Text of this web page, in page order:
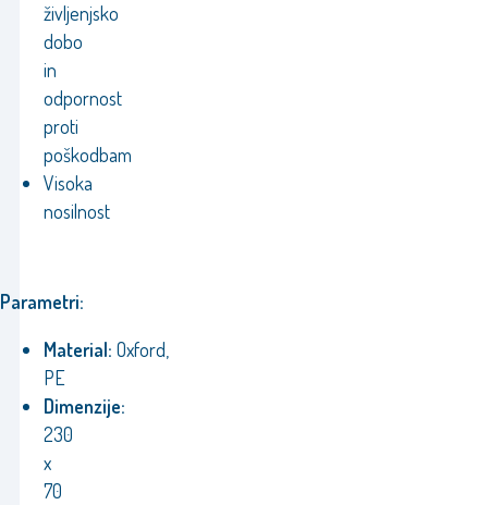
življenjsko
dobo
in
odpornost
proti
poškodbam
Visoka
nosilnost
Parametri:
Material: Oxford,
PE
Dimenzije:
230
x
70